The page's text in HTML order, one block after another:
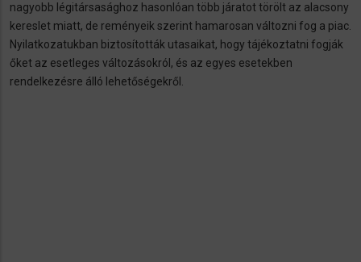
nagyobb légitársasághoz hasonlóan több járatot törölt az alacsony
kereslet miatt, de reményeik szerint hamarosan változni fog a piac.
Nyilatkozatukban biztosították utasaikat, hogy tájékoztatni fogják
őket az esetleges változásokról, és az egyes esetekben
rendelkezésre álló lehetőségekről.